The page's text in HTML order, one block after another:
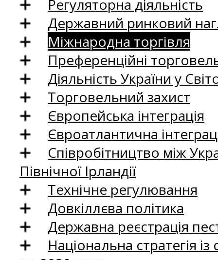
Регуляторна діяльність
Державний ринковий
Міжнародна торгівля
Преференційні
Діяльність України у
Торговельний захист
Європейська інтеграція
Євроатлантична
Співробітництво між
Північної Ірландії
Технічне регулювання
Довкіллєва політика
Державна реєстрація
Національна стратегія